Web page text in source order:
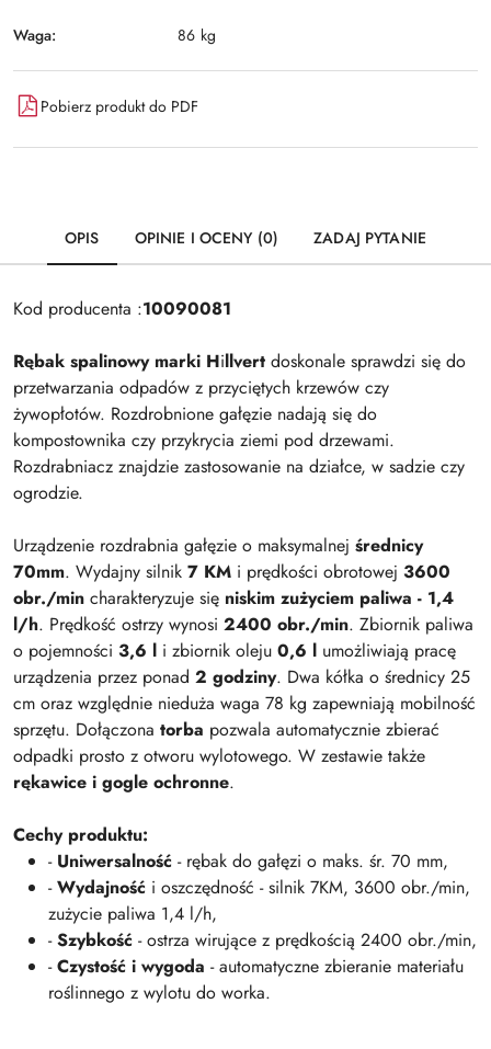
Waga: 86 kg
Pobierz produkt do PDF
OPIS OPINIE I OCENY (0) ZADAJ PYTANIE
Kod producenta :10090081
Rębak spalinowy marki Hillvert doskonale sprawdzi się do
przetwarzania odpadów z przyciętych krzewów czy
żywopłotów. Rozdrobnione gałęzie nadają się do
kompostownika czy przykrycia ziemi pod drzewami.
Rozdrabniacz znajdzie zastosowanie na działce, w sadzie czy
ogrodzie.
Urządzenie rozdrabnia gałęzie o maksymalnej średnicy
70mm. Wydajny silnik 7 KM i prędkości obrotowej 3600
obr./min charakteryzuje się niskim zużyciem paliwa - 1,4
l/h. Prędkość ostrzy wynosi 2400 obr./min. Zbiornik paliwa
o pojemności 3,6 l i zbiornik oleju 0,6 l umożliwiają pracę
urządzenia przez ponad 2 godziny. Dwa kółka o średnicy 25
cm oraz względnie nieduża waga 78 kg zapewniają mobilność
sprzętu. Dołączona torba pozwala automatycznie zbierać
odpadki prosto z otworu wylotowego. W zestawie także
rękawice i gogle ochronne.
Cechy produktu:
- Uniwersalność - rębak do gałęzi o maks. śr. 70 mm,
-Wydajność i oszczędność - silnik 7KM, 3600 obr./min,
zużycie paliwa 1,4 l/h,
-Szybkość - ostrza wirujące z prędkością 2400 obr./min,
-Czystość i wygoda - automatyczne zbieranie materiału
roślinnego z wylotu do worka.